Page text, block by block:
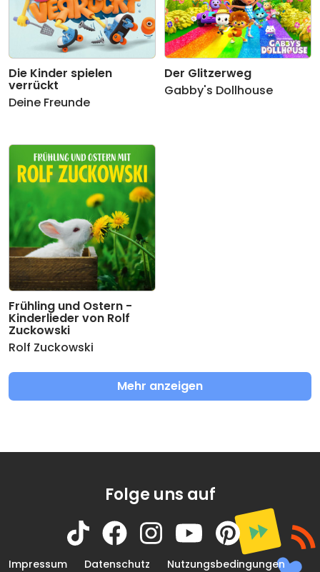
Die Kinder spielen
verrückt
Deine Freunde
Der Glitzerweg
Gabby's Dollhouse
Frühling und Ostern -
Kinderlieder von Rolf
Zuckowski
Rolf Zuckowski
Mehr anzeigen
Folge uns auf
Impressum Datenschutz
Nutzungsbedingungen